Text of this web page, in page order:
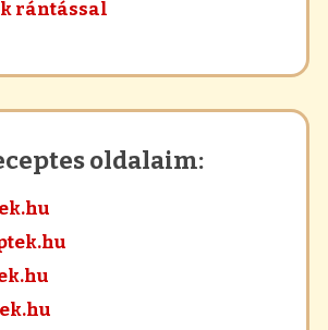
rántással
oldalaim: